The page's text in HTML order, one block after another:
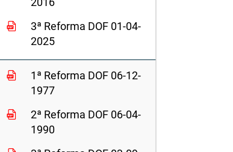
3ª Reforma DOF 01-04-
2025
1ª Reforma DOF 06-12-
1977
2ª Reforma DOF 06-04-
1990